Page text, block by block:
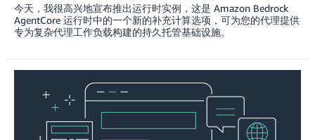
今天，我很高兴地宣布推出运行时实例，这是 Amazon Bedrock
AgentCore 运行时中的一个新的补充计算选项，可为您的代理提供
专为复杂代理工作负载构建的持久托管基础设施。